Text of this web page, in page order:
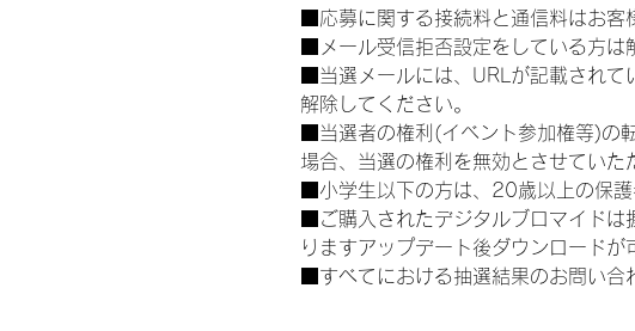
■応募に関する接続料と通信料はお客
■メール受信拒否設定をしている方は
■当選メールには、URLが記載され
解除してください。
■当選者の権利(イベント参加権等)の
場合、当選の権利を無効とさせていた
■小学生以下の方は、20歳以上の保
■ご購入されたデジタルブロマイド
りますアップデート後ダウンロードが
■すべてにおける抽選結果のお問い合